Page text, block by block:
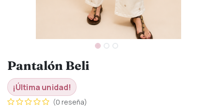
Pantalón Beli
¡Última unidad!
(0 reseña)